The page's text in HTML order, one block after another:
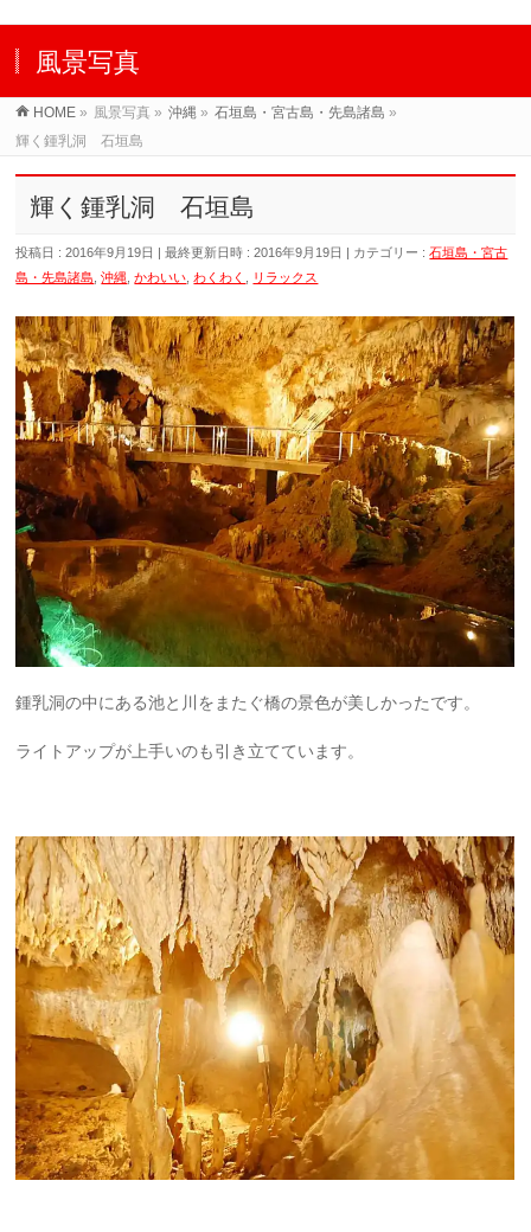
風景写真
HOME » 風景写真 » 沖縄 » 石垣島・宮古島・先島諸島 »
輝く鍾乳洞 石垣島
輝く鍾乳洞 石垣島
投稿日 : 2016年9月19日 最終更新日時 : 2016年9月19日 カテゴリー :石垣島・宮古
島・先島諸島 ,沖縄 ,かわいい わくわく リラックス
鍾乳洞の中にある池と川をまたぐ橋の景色が美しかったです。
ライトアップが上手いのも引き立てています。